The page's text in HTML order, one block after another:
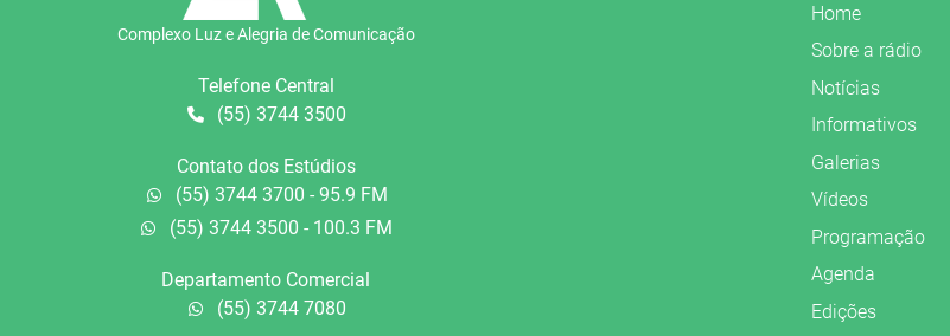
Complexo Luz e Alegria de Comunicação
Telefone Central
(55) 3744 3500
Contato dos Estúdios
(55) 3744 3700 - 95.9 FM
(55) 3744 3500 - 100.3 FM
Departamento Comercial
(55) 3744 7080
Home
Sobre a rádio
Notícias
Informativos
Galerias
Vídeos
Programação
Agenda
Edições